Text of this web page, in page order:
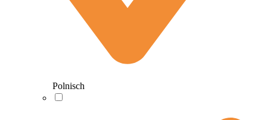
Polnisch